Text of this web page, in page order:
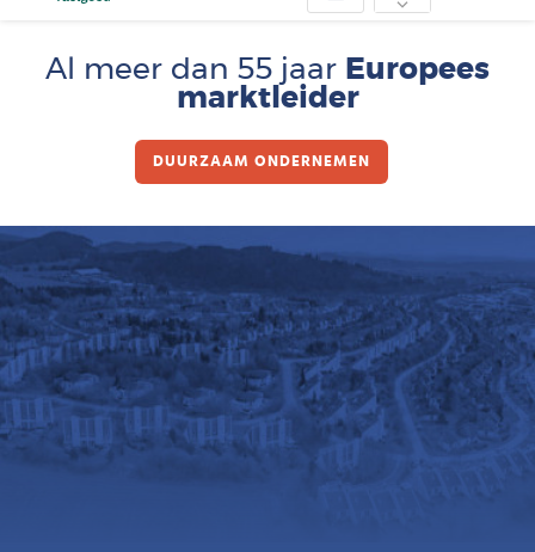
Deutsch
Français
Al meer dan 55 jaar Europees
marktleider
DUURZAAM ONDERNEMEN